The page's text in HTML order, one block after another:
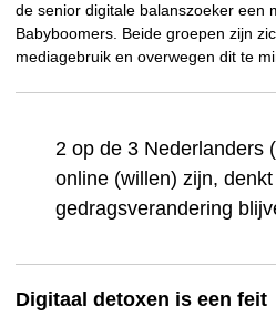
de senior digitale balanszoeker een
Babyboomers. Beide groepen zijn
mediagebruik en overwegen dit te
2 op de 3 Nederlanders
online (willen) zijn,
gedragsverandering
Digitaal detoxen is een feit